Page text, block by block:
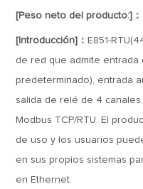
[Peso neto del producto:]：
[Introducción]： E851-
de red que admite entrada
predeterminado), entrada
salida de relé de 4
Modbus TCP/RTU. El
de uso y los usuarios
en sus propios sistemas
en Ethernet.